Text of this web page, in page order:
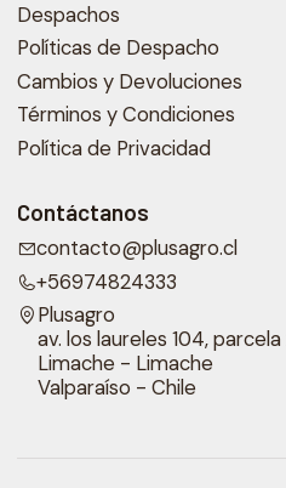
Despachos
Políticas de Despacho
Cambios y Devoluciones
Términos y Condiciones
Política de Privacidad
Contáctanos
contacto@plusagro.cl
+56974824333
Plusagro
av. los laureles 104, parcela
Limache - Limache
Valparaíso - Chile